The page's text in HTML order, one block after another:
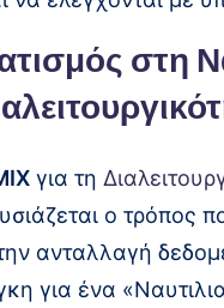
στη
για τη
ο τρόπος
ανταλλαγή
για ένα